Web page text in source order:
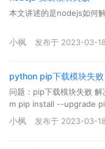
本文讲述的是nodejs如何
小枫 发布于 2023-03-
python pip下载模块失败
问题：pip下载模块失败
m pip install --upgrade
install requests -i
小枫 发布于 2023-03-